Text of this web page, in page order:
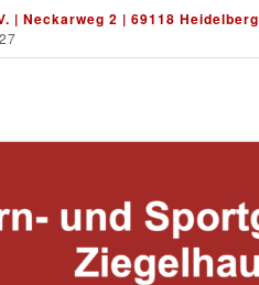
| Neckarweg 2 | 69118 Heidelberg